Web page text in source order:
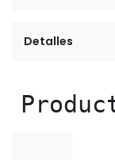
Detalles